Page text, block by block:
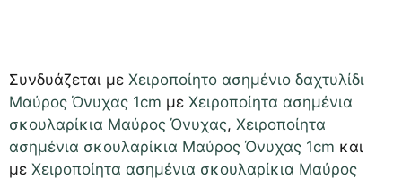
Συνδυάζεται με Χειροποίητο ασημένιο δαχτυλίδι
Μαύρος Όνυχας 1cm με Χειροποίητα ασημένια
σκουλαρίκια Μαύρος Όνυχας, Χειροποίητα
ασημένια σκουλαρίκια Μαύρος Όνυχας 1cm και
με Χειροποίητα ασημένια σκουλαρίκια Μαύρος